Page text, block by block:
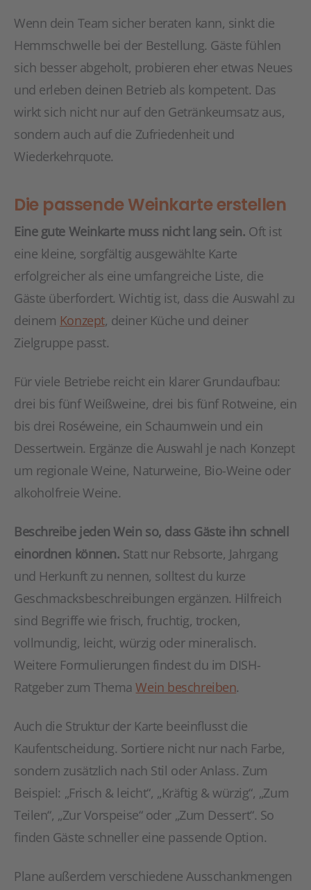
Wenn dein Team sicher beraten kann, sinkt die
Hemmschwelle bei der Bestellung. Gäste fühlen
sich besser abgeholt, probieren eher etwas Neues
und erleben deinen Betrieb als kompetent. Das
wirkt sich nicht nur auf den Getränkeumsatz aus,
sondern auch auf die Zufriedenheit und
Wiederkehrquote.
Die passende Weinkarte erstellen
Eine gute Weinkarte muss nicht lang sein. Oft ist
eine kleine, sorgfältig ausgewählte Karte
erfolgreicher als eine umfangreiche Liste, die
Gäste überfordert. Wichtig ist, dass die Auswahl zu
deinem Konzept, deiner Küche und deiner
Zielgruppe passt.
Für viele Betriebe reicht ein klarer Grundaufbau:
drei bis fünf Weißweine, drei bis fünf Rotweine, ein
bis drei Roséweine, ein Schaumwein und ein
Dessertwein. Ergänze die Auswahl je nach Konzept
um regionale Weine, Naturweine, Bio-Weine oder
alkoholfreie Weine.
Beschreibe jeden Wein so, dass Gäste ihn schnell
einordnen können. Statt nur Rebsorte, Jahrgang
und Herkunft zu nennen, solltest du kurze
Geschmacksbeschreibungen ergänzen. Hilfreich
sind Begriffe wie frisch, fruchtig, trocken,
vollmundig, leicht, würzig oder mineralisch.
Weitere Formulierungen findest du im DISH-
Ratgeber zum ThemaWein beschreiben.
Auch die Struktur der Karte beeinflusst die
Kaufentscheidung. Sortiere nicht nur nach Farbe,
sondern zusätzlich nach Stil oder Anlass. Zum
Beispiel: „Frisch & leicht“, „Kräftig & würzig“, „Zum
Teilen“, „Zur Vorspeise“ oder „Zum Dessert“. So
finden Gäste schneller eine passende Option.
Plane außerdem verschiedene Ausschankmengen